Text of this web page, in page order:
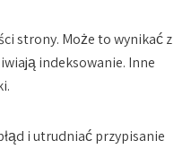
strony. Może to wynikać z
indeksowanie. Inne
i utrudniać przypisanie